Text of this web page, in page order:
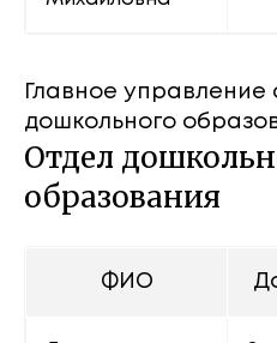
Главное
дошкольного
Отдел
образования
ФИО